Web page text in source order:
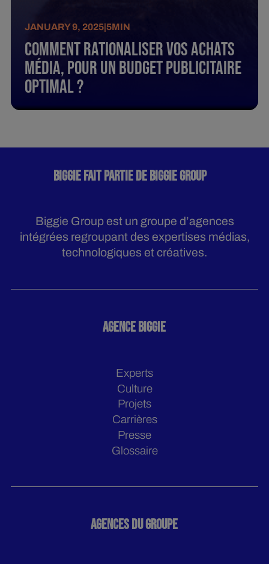
JANUARY 9, 2025|5MIN
Comment rationaliser vos achats
média, pour un budget publicitaire
optimal ?
BIGGIE FAIT PARTIE DE BIGGIE GROUP
Biggie Group est un groupe d’agences
intégrées regroupant des expertises médias,
technologiques et créatives.
AGENCE BIGGIE
Experts
Culture
Projets
Carrières
Presse
Glossaire
AGENCES DU GROUPE